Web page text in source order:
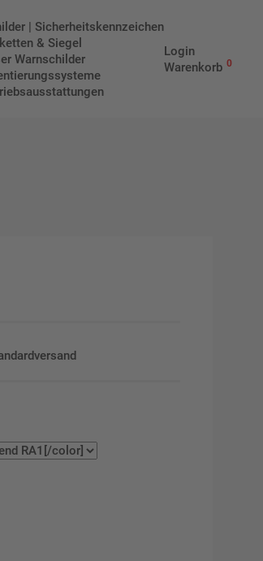
| Sicherheitskennzeichen
& Siegel
Warnschilder
Login
Warenkorb 0